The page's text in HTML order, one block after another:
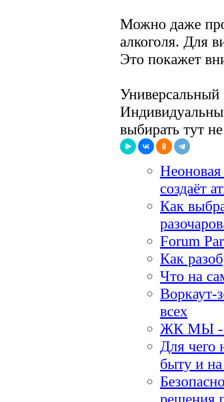
Можно даже
алкоголя. Для
Это покажет
выбирать тут
создаёт
Как
Forum
Как
Что на
Воркаут-
всех
ЖК МЫ -
Для
быту и на